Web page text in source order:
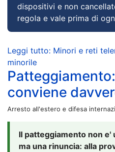
dispositivi e non
regola e vale prima di
Leggi tutto: Minori e reti
minorile
conviene
Arresto all'estero e difesa
Il patteggiamento non
ma una rinuncia: alla